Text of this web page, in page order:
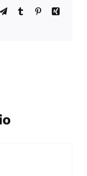
TelegramTumblrPinterestXing